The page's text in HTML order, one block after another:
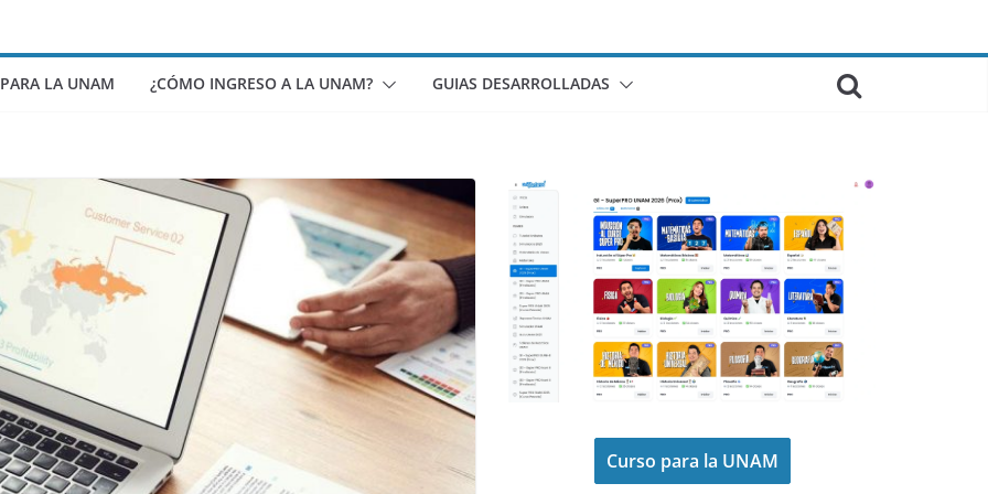
LA UNAM ¿CÓMO INGRESO A LA UNAM? GUIAS DESARROLLADAS
Curso para la UNAM